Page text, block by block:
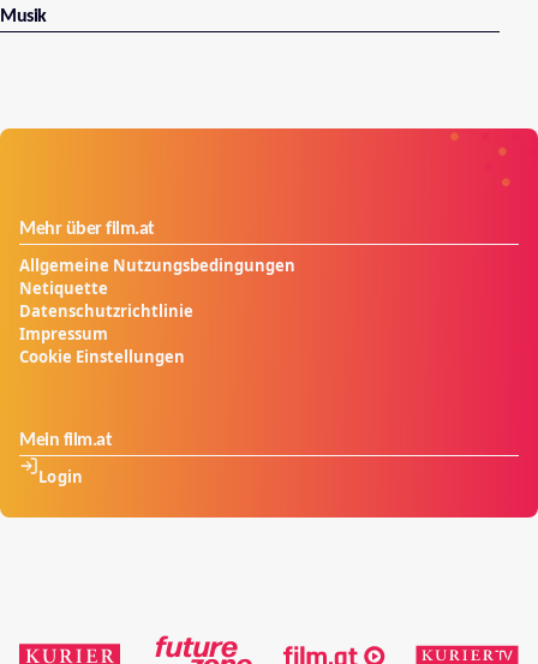
Musik
Mehr über film.at
Allgemeine Nutzungsbedingungen
Netiquette
Datenschutzrichtlinie
Impressum
Cookie Einstellungen
Mein film.at
Login